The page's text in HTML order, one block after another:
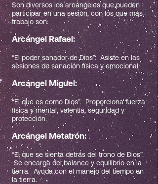
Son diversos los arcángeles que pueden
participar en una sesión, con los que más
trabajo son:
Arcángel Rafael:
“El poder sanador de Dios”. Asiste en las
sesiones de sanación física y emocional.
Arcángel Miguel:
“El que es como Dios”. Proporciona fuerza
física y mental, valentía, seguridad y
protección.
Arcángel Metatrón:
“El que se sienta detrás del trono de Dios”.
Se encarga del balance y equilibrio en la
tierra. Ayuda con el manejo del tiempo en
la tierra.